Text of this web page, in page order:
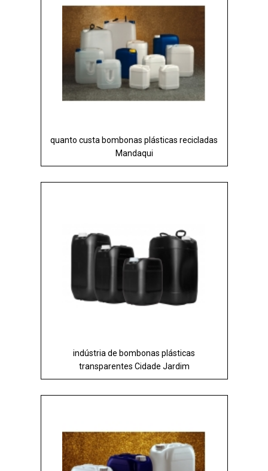
quanto custa bombonas plásticas recicladas
Mandaqui
indústria de bombonas plásticas
transparentes Cidade Jardim